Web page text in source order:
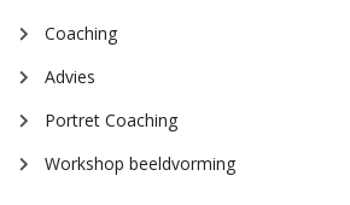
Coaching
Advies
Portret Coaching
Workshop beeldvorming